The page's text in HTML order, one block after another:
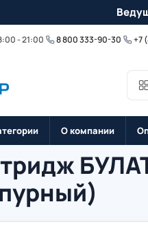
- 21:00 8 800 333-90-30 +7
О компании